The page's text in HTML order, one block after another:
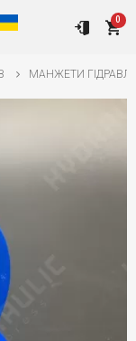
0
МАНЖЕТИ